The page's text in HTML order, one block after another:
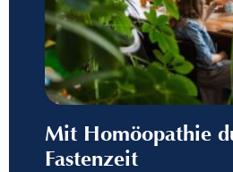
Mit Homöopathie
Fastenzeit